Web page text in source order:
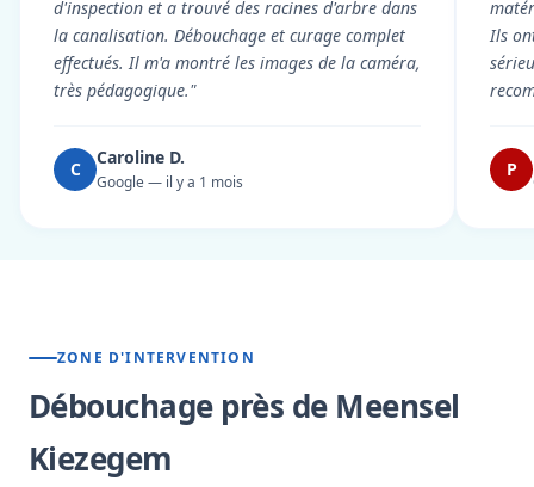
d'inspection et a trouvé des racines d'arbre dans
la canalisation. Débouchage et curage complet
effectués. Il m'a montré les images de la caméra,
très pédagogique."
C
Caroline D.
Google — il y a 1 mois
Ils
P
ZONE D'INTERVENTION
Débouchage près de Meensel
Kiezegem